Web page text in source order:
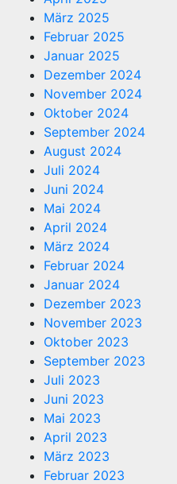
März 2025
Februar 2025
Januar 2025
Dezember 2024
November 2024
Oktober 2024
September 2024
August 2024
Juli 2024
Juni 2024
Mai 2024
April 2024
März 2024
Februar 2024
Januar 2024
Dezember 2023
November 2023
Oktober 2023
September 2023
Juli 2023
Juni 2023
Mai 2023
April 2023
März 2023
Februar 2023